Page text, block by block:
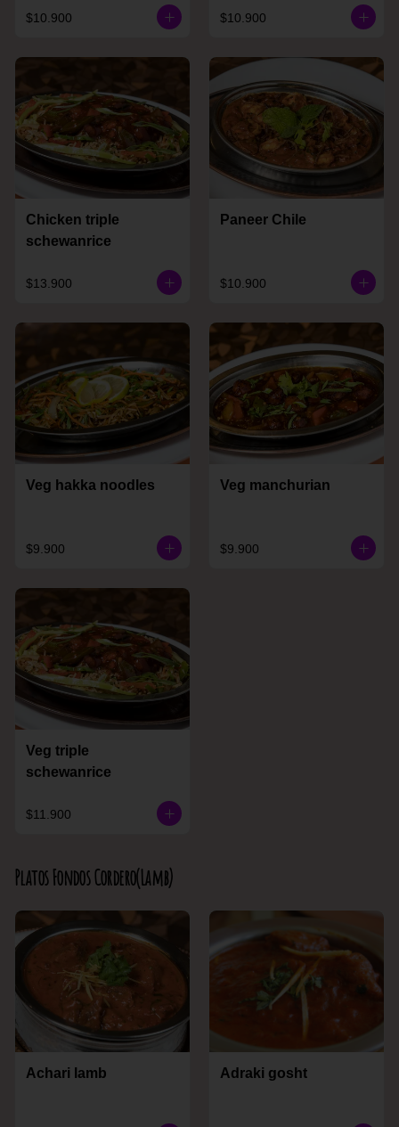
$10.900 $10.900
Chicken triple
schewanrice
$13.900
Paneer Chile
$10.900
Veg hakka noodles
$9.900
Veg manchurian
$9.900
Veg triple
schewanrice
$11.900
Platos Fondos Cordero(Lamb)
Achari lamb Adraki gosht